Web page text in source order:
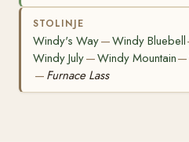
STOLINJE
Windy's Way—Windy Bluebell
Windy July—Windy Mountain—
— Furnace Lass